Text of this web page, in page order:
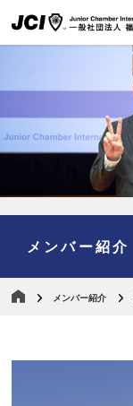
メンバー紹介
メンバー紹介